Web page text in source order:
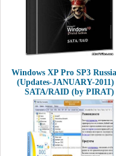
Windows XP Pro SP3
(Updates-JANUARY-2011)
SATA/RAID (by PIRAT)